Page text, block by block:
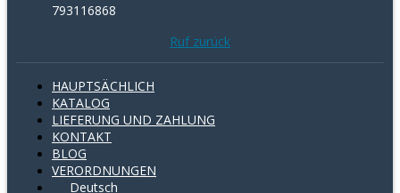
793116868
Ruf zurück
HAUPTSÄCHLICH
KATALOG
LIEFERUNG UND ZAHLUNG
KONTAKT
BLOG
VERORDNUNGEN
Deutsch